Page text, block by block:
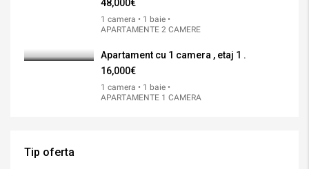
48,000€
1 camera • 1 baie •
APARTAMENTE 2 CAMERE
Apartament cu 1 camera , etaj 1 .
16,000€
1 camera • 1 baie •
APARTAMENTE 1 CAMERA
Tip oferta